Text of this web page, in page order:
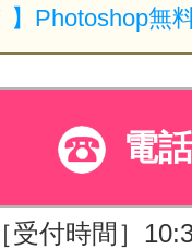
電
［受付時間］